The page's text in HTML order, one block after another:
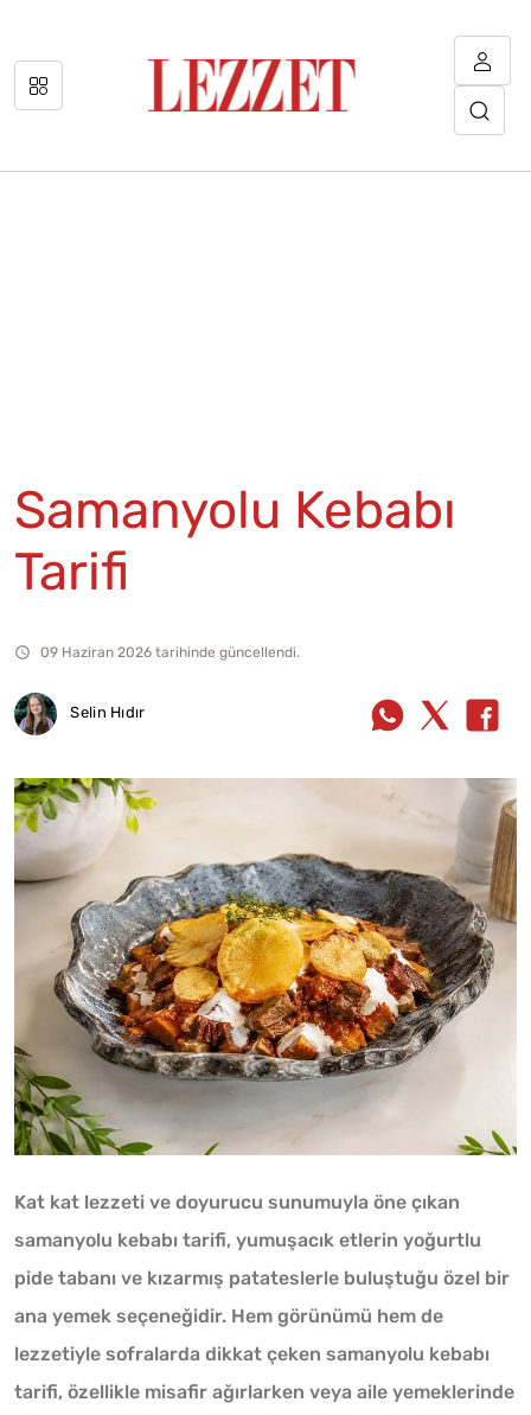
Samanyolu Kebabı
Tarifi
09 Haziran 2026 tarihinde güncellendi.
Selin Hıdır
Kat kat lezzeti ve doyurucu sunumuyla öne çıkan
samanyolu kebabı tarifi, yumuşacık etlerin yoğurtlu
pide tabanı ve kızarmış patateslerle buluştuğu özel bir
ana yemek seçeneğidir. Hem görünümü hem de
lezzetiyle sofralarda dikkat çeken samanyolu kebabı
tarifi, özellikle misafir ağırlarken veya aile yemeklerinde